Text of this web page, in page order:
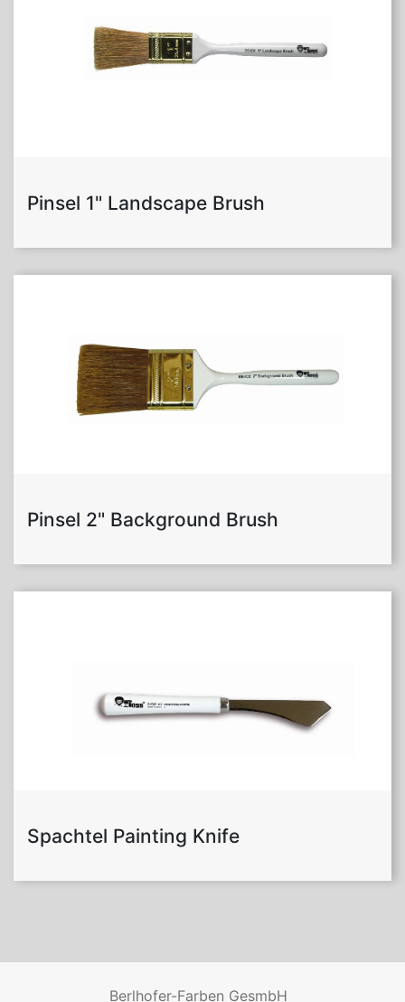
Pinsel 1" Landscape Brush
Pinsel 2" Background Brush
Spachtel Painting Knife
Berlhofer-Farben GesmbH